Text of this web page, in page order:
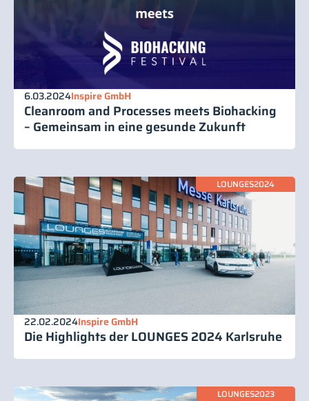
6.03.2024Inspire GmbH
Cleanroom and Processes meets Biohacking
– Gemeinsam in eine gesunde Zukunft
LOUNGES2024
22.02.2024Inspire GmbH
Die Highlights der LOUNGES 2024 Karlsruhe
LOUNGES2023